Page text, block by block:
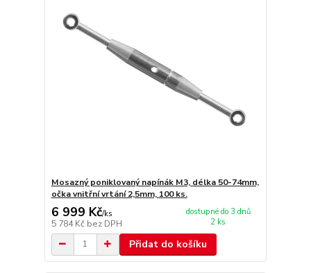
Mosazný poniklovaný napínák M3, délka 50-74mm,
očka vnitřní vrtání 2,5mm, 100 ks.
6 999 Kč/ks
5 784 Kč bez DPH
dostupné do 3 dnů
2 ks
Přidat do košíku